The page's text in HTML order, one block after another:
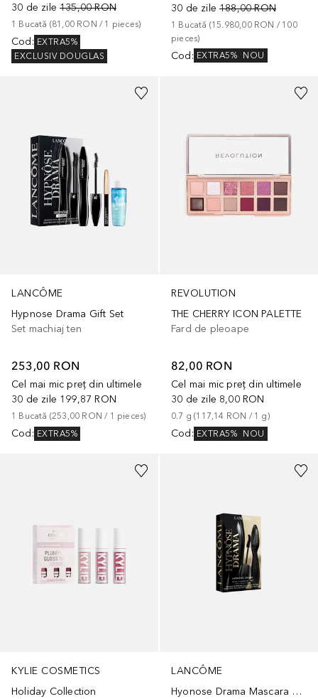
30 de zile 135,00 RON
1 Bucată (81,00 RON / 1 pieces)
Cod : EXTRA5%
EXCLUSIV DOUGLAS
30 de zile 188,00 RON
1 Bucată (15.980,00 RON / 100
pieces)
Cod : EXTRA5% NOU
LANCÔME
Hypnose Drama Gift Set
Set machiaj ten
253,00 RON
Cel mai mic preț din ultimele
30 de zile 199,87 RON
1 Bucată (253,00 RON / 1 pieces)
Cod : EXTRA5%
REVOLUTION
THE CHERRY ICON PALETTE
Fard de pleoape
82,00 RON
Cel mai mic preț din ultimele
30 de zile 8,00 RON
0.7 g (117,14 RON / 1 g)
Cod : EXTRA5% NOU
KYLIE COSMETICS
Holiday Collection
LANCÔME
Hyonose Drama Mascara Gift Set